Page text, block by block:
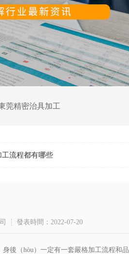
莞精密治具加工
工流程都有哪些
發表時間：2022-07-20
後（hòu）一定有一套嚴格加工流程和品